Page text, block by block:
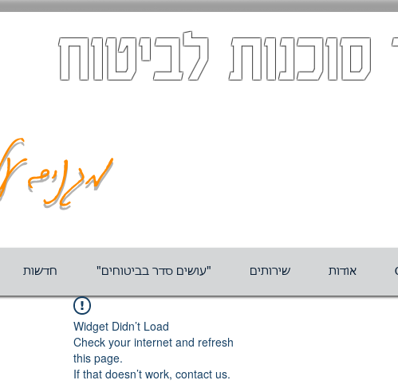
לביטוח
מגנים
חדשות "עושים סדר בביטוחים" שירותים אודות
Widget Didn’t Load
Check your internet and refresh
this page.
If that doesn’t work, contact us.